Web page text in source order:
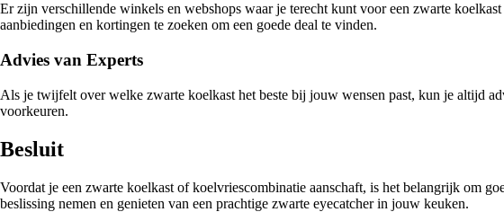
Er zijn verschillende winkels en webshops waar je terecht kunt voor een zwarte
aanbiedingen en kortingen te zoeken om een goede deal te vinden.
Advies van Experts
Als je twijfelt over welke zwarte koelkast het beste bij jouw wensen past, kun je altijd
voorkeuren.
Besluit
Voordat je een zwarte koelkast of koelvriescombinatie aanschaft, is het belangrijk om
beslissing nemen en genieten van een prachtige zwarte eyecatcher in jouw keuken.